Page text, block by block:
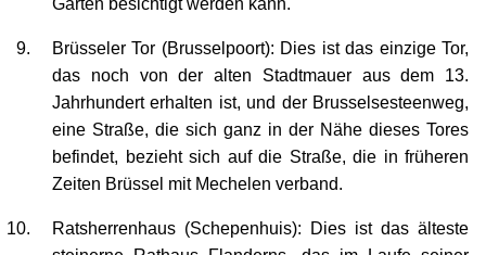
das noch von der alten Stadtmauer aus dem 13.
Jahrhundert erhalten ist, und der Brusselsesteenweg,
eine Straße, die sich ganz in der Nähe dieses Tores
befindet, bezieht sich auf die Straße, die in früheren
Zeiten Brüssel mit Mechelen verband.
steinerne Rathaus Flanderns, das im Laufe seiner